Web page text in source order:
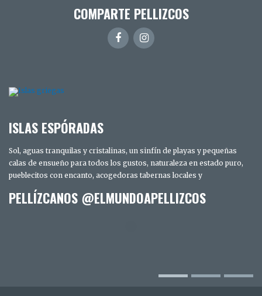
COMPARTE PELLIZCOS
ISLAS ESPÓRADAS
Sol, aguas tranquilas y cristalinas, un sinfín de playas y pequeñas
calas de ensueño para todos los gustos, naturaleza en estado puro,
pueblecitos con encanto, acogedoras tabernas locales y
MEJOR GUARDADOS DE LA CIUDAD
PELLÍZCANOS @ELMUNDOAPELLIZCOS